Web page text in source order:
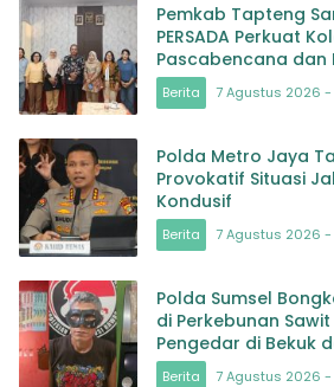
Pemkab Tapteng
PERSADA Perkuat
Pascabencana
Inklusi
Berita 7 Agustus 2026 -
Polda Metro Jaya
Provokatif Situasi
Kondusif
Berita 7 Agustus 2026 -
Polda Sumsel
di Perkebunan
Pengedar di Bekuk
Sabu dan Timbangan
Berita 7 Agustus 2026 -